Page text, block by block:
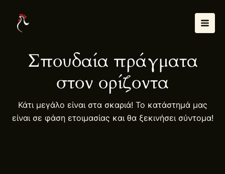
περιεχόμενο
Σπουδαία πράγματα
στον ορίζοντα
Κάτι μεγάλο είναι στα σκαριά! Το κατάστημά μας
είναι σε φάση ετοιμασίας και θα ξεκινήσει σύντομα!